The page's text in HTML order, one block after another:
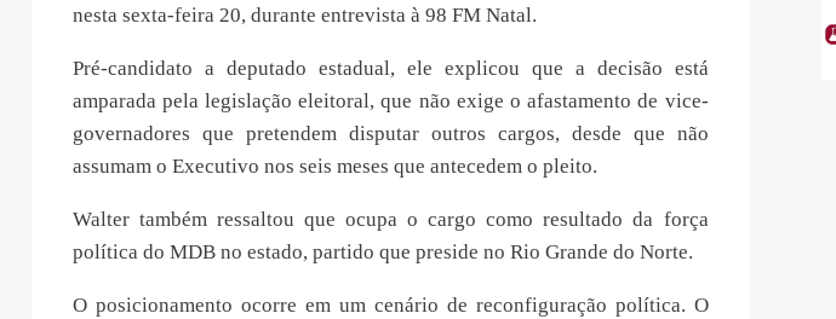
nesta sexta-feira 20, durante entrevista à 98 FM Natal.
Pré-candidato a deputado estadual, ele explicou que a decisão está
amparada pela legislação eleitoral, que não exige o afastamento de vice-
governadores que pretendem disputar outros cargos, desde que não
assumam o Executivo nos seis meses que antecedem o pleito.
Walter também ressaltou que ocupa o cargo como resultado da força
política do MDB no estado, partido que preside no Rio Grande do Norte.
O posicionamento ocorre em um cenário de reconfiguração política. O